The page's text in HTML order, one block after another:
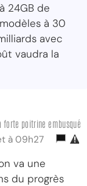
24GB de
à 30
avec
vaudra la
forte poitrine embusqué
à 09h27
va une
du progrès